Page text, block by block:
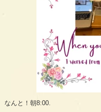
なんと！朝8:00.